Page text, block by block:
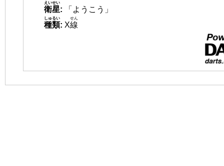
衛星
えいせい
:
「ようこう」
種類
しゅるい
: X線
せん